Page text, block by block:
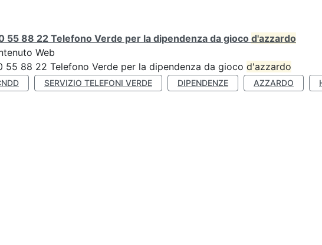
55 88 22 Telefono Verde per la dipendenza da gioco d'azzardo
Web
55 88 22 Telefono Verde per la dipendenza da gioco d'azzardo
SERVIZIO TELEFONI VERDE DIPENDENZE AZZARDO